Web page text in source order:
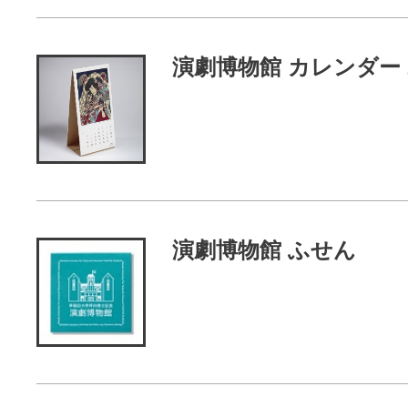
演劇博物館 カレンダー
演劇博物館 ふせん